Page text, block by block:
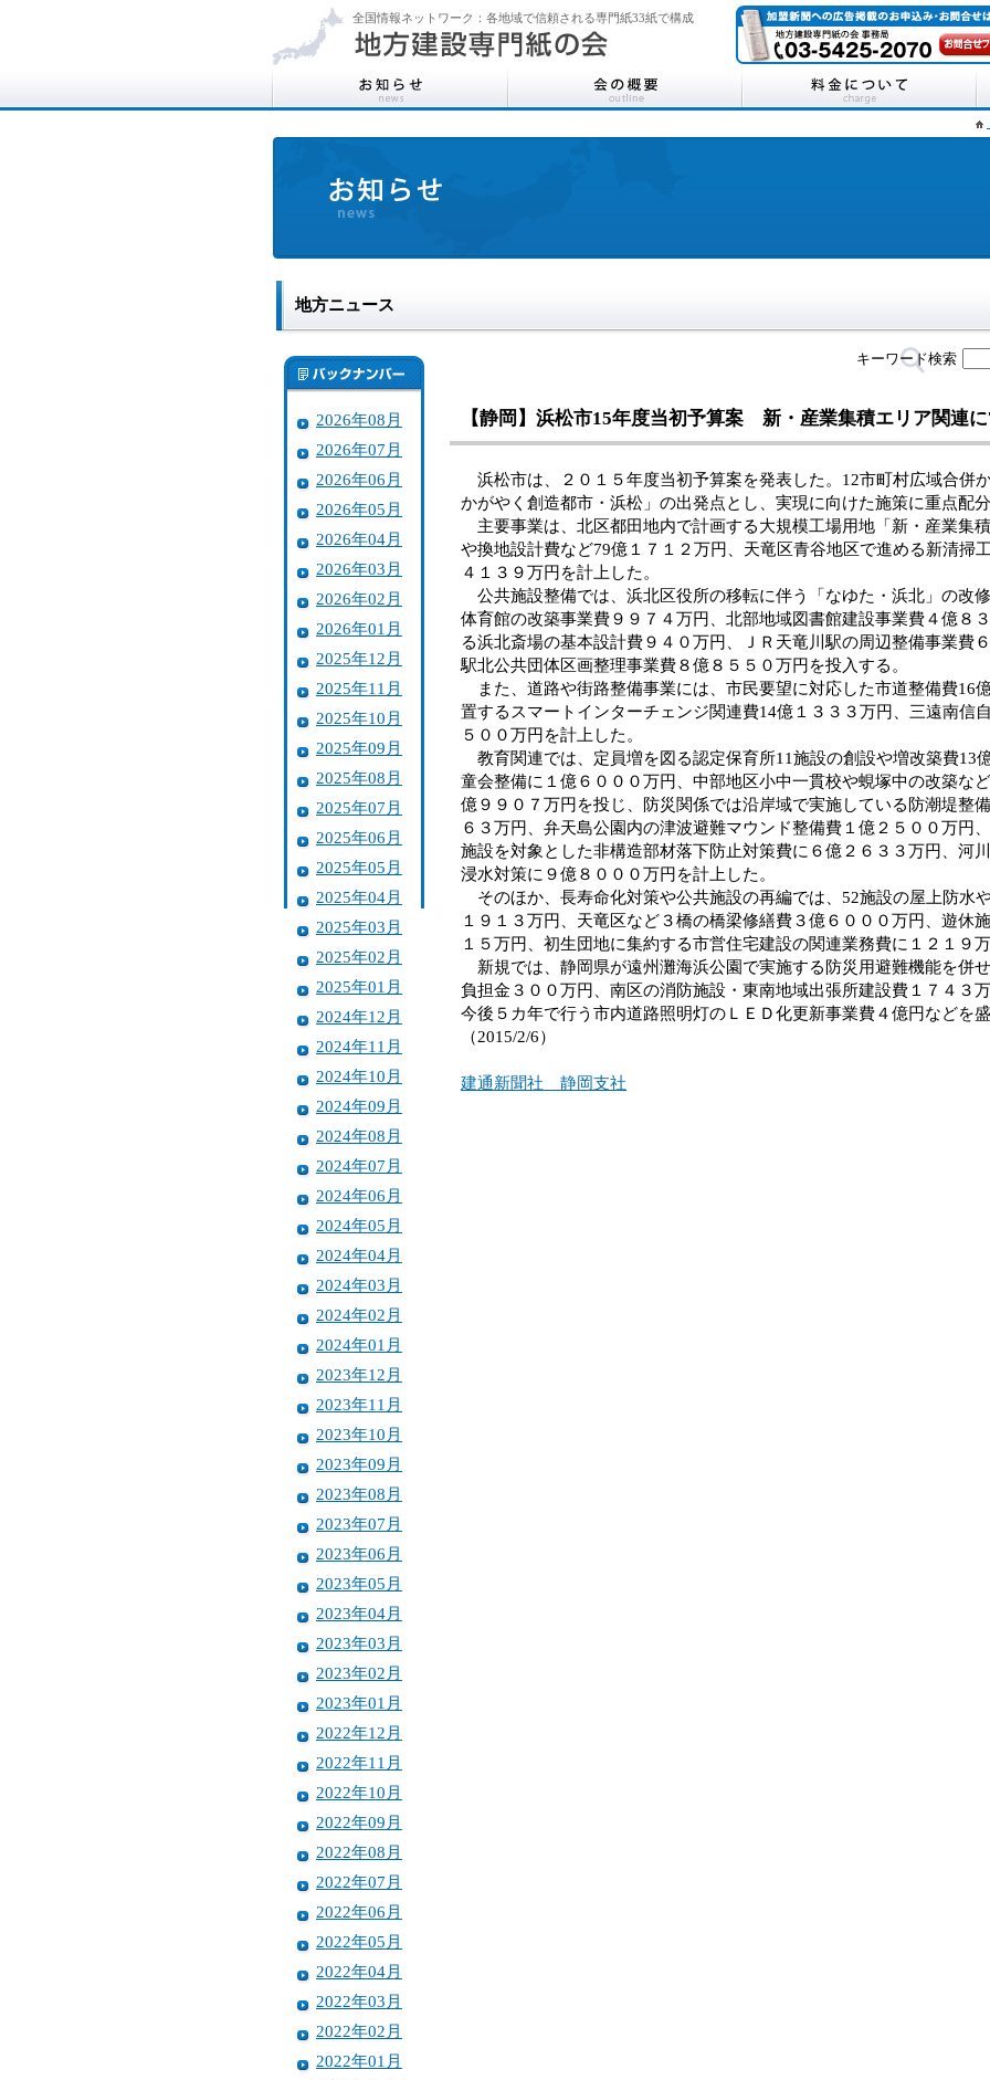
全国情報ネットワーク：各地域で信頼される専門紙33紙で構成
地方ニュース
2026年08月
2026年07月
2026年06月
2026年05月
2026年04月
2026年03月
2026年02月
2026年01月
2025年12月
2025年11月
2025年10月
2025年09月
2025年08月
2025年07月
2025年06月
2025年05月
2025年04月
2025年03月
2025年02月
2025年01月
2024年12月
2024年11月
2024年10月
2024年09月
2024年08月
2024年07月
2024年06月
2024年05月
2024年04月
2024年03月
2024年02月
2024年01月
2023年12月
2023年11月
2023年10月
2023年09月
2023年08月
2023年07月
2023年06月
2023年05月
2023年04月
2023年03月
2023年02月
2023年01月
2022年12月
2022年11月
2022年10月
2022年09月
2022年08月
2022年07月
2022年06月
2022年05月
2022年04月
2022年03月
2022年02月
2022年01月
キーワード検索
【静岡】浜松市15年度当初予算案 新・産業集積エリア関連
浜松市は、２０１５年度当初予算案を発表した。12市町村広域合併
かがやく創造都市・浜松」の出発点とし、実現に向けた施策に重点配分
主要事業は、北区都田地内で計画する大規模工場用地「新・産業集
や換地設計費など79億１７１２万円、天竜区青谷地区で進める新清掃
４１３９万円を計上した。
公共施設整備では、浜北区役所の移転に伴う「なゆた・浜北」の改
体育館の改築事業費９９７４万円、北部地域図書館建設事業費４億８
る浜北斎場の基本設計費９４０万円、ＪＲ天竜川駅の周辺整備事業費
駅北公共団体区画整理事業費８億８５５０万円を投入する。
また、道路や街路整備事業には、市民要望に対応した市道整備費16
置するスマートインターチェンジ関連費14億１３３３万円、三遠南信
５００万円を計上した。
教育関連では、定員増を図る認定保育所11施設の創設や増改築費13
童会整備に１億６０００万円、中部地区小中一貫校や蜆塚中の改築な
億９９０７万円を投じ、防災関係では沿岸域で実施している防潮堤整
６３万円、弁天島公園内の津波避難マウンド整備費１億２５００万円
施設を対象とした非構造部材落下防止対策費に６億２６３３万円、河
浸水対策に９億８０００万円を計上した。
そのほか、長寿命化対策や公共施設の再編では、52施設の屋上防水
１９１３万円、天竜区など３橋の橋梁修繕費３億６０００万円、遊休
１５万円、初生団地に集約する市営住宅建設の関連業務費に１２１９万
新規では、静岡県が遠州灘海浜公園で実施する防災用避難機能を併
負担金３００万円、南区の消防施設・東南地域出張所建設費１７４３万
今後５カ年で行う市内道路照明灯のＬＥＤ化更新事業費４億円などを盛
（2015/2/6）
建通新聞社 静岡支社